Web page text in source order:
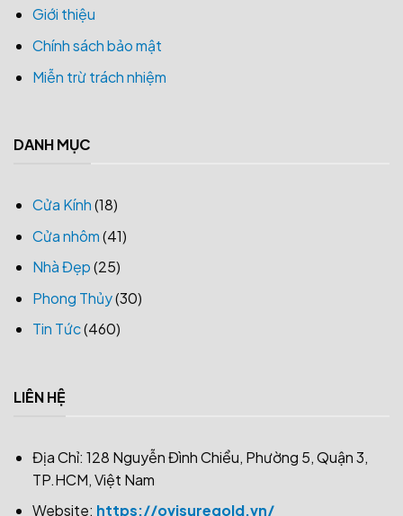
Giới thiệu
Chính sách bảo mật
Miễn trừ trách nhiệm
DANH MỤC
Cửa Kính(18)
Cửa nhôm(41)
Nhà Đẹp(25)
Phong Thủy(30)
Tin Tức(460)
LIÊN HỆ
Địa Chỉ: 128 Nguyễn Đình Chiểu, Phường 5, Quận 3,
TP.HCM, Việt Nam
Website: https://ovisuregold.vn/